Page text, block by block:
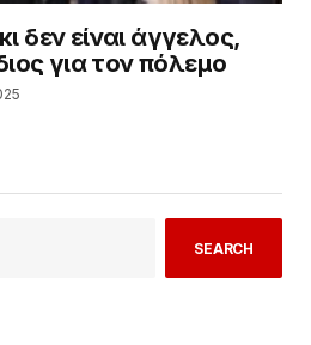
δεν είναι άγγελος,
για τον πόλεμο
SEARCH